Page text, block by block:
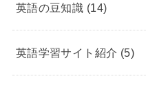
英語の豆知識 (14)
英語学習サイト紹介 (5)